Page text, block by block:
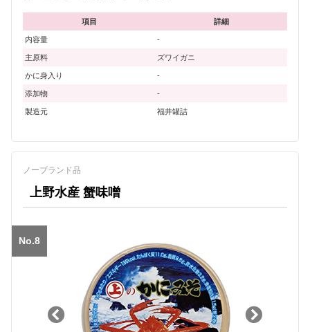
項目 詳細
内容量 -
主原料 ズワイガニ
かに身入り -
添加物 -
製造元 福井罐詰
ノーブランド品
上野水産 蟹味噌
No.8